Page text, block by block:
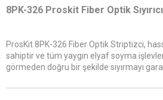
8PK-326 Proskit Fiber Optik Sıyırıcı
ProsKit 8PK-326 Fiber Optik Striptizci,
sahiptir ve tüm yaygın elyaf soyma
görmeden doğru bir şekilde sıyırmayı